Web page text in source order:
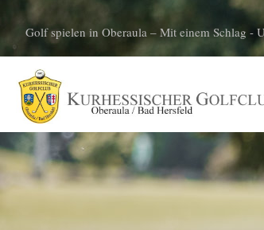
Golf spielen in Oberaula – Mit einem Schlag -